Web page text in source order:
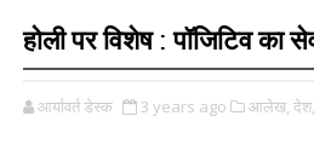
होली पर विशेष : पॉजिटिव का
आर्यावर्त डेस्क 3 years ago आलेख, देश,